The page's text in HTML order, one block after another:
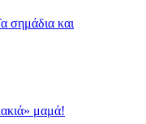
σημάδια και
μαμά!